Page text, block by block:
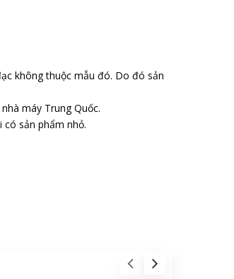
không thuộc mẫu đó. Do đó sản
máy Trung Quốc.
sản phẩm nhỏ.